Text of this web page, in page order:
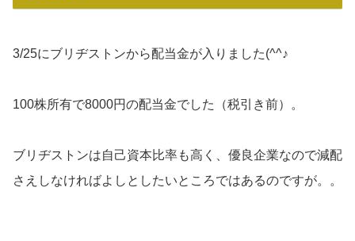
3/25にブリヂストンから配当金が入りました(^^♪
100株所有で8000円の配当金でした（税引き前）。
ブリヂストンは自己資本比率も高く、優良企業なので減配
さえしなければよしとしたいところではあるのですが。。